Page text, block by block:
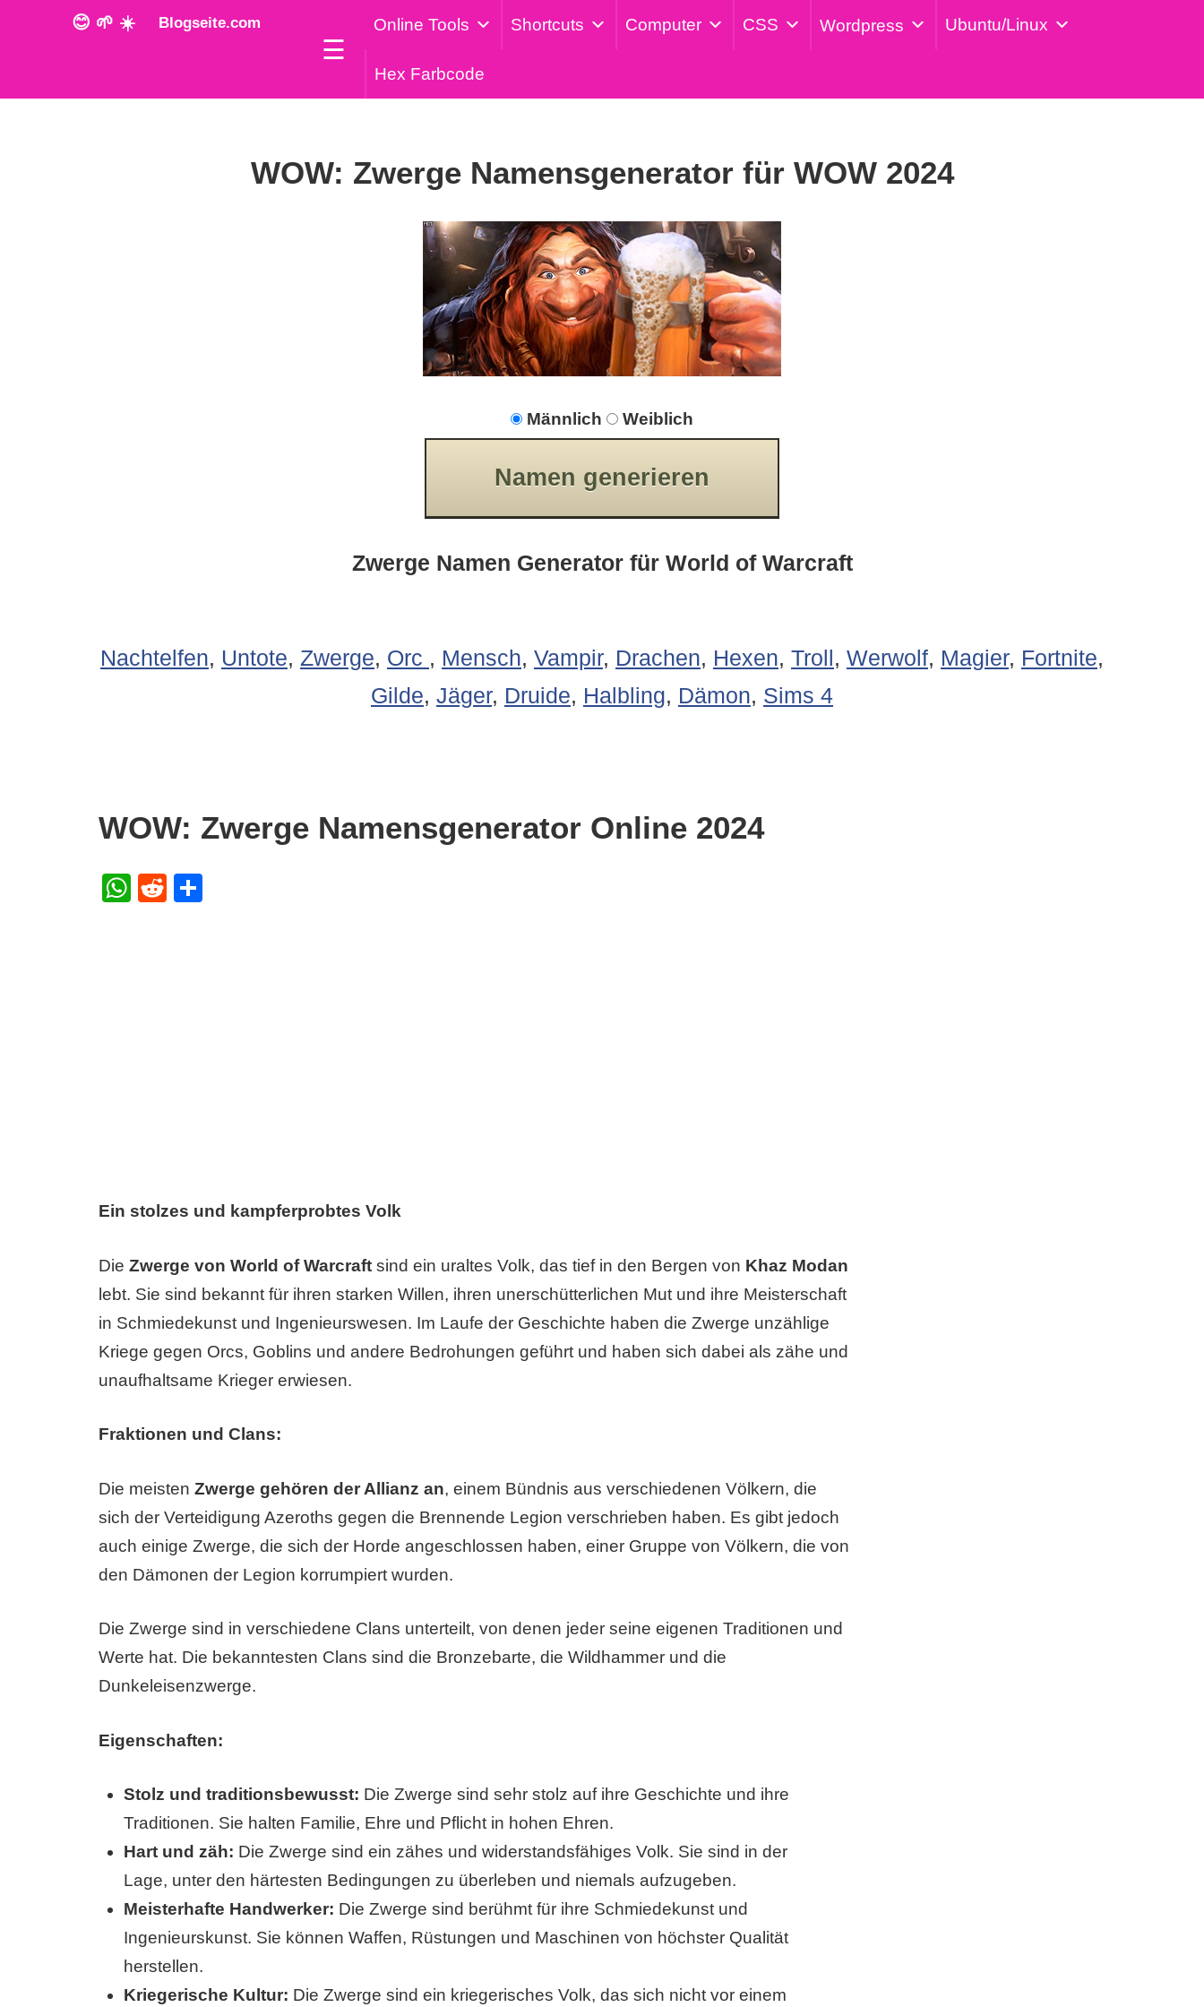
😊 🌱 ☀️ Blogseite.com
☰
Online Tools Shortcuts Computer CSS Wordpress Ubuntu/Linux
Hex Farbcode
WOW: Zwerge Namensgenerator für WOW 2024
Männlich Weiblich
Namen generieren
Zwerge Namen Generator für World of Warcraft
Nachtelfen, Untote, Zwerge, Orc , Mensch, Vampir, Drachen, Hexen, Troll, Werwolf, Magier, Fortnite,
Gilde, Jäger, Druide, Halbling, Dämon, Sims 4
WOW: Zwerge Namensgenerator Online 2024
WhatsApp
Reddit
Ein stolzes und kampferprobtes Volk
Die Zwerge von World of Warcraftsind ein uraltes Volk, das tief in den Bergen von Khaz Modan
lebt. Sie sind bekannt für ihren starken Willen, ihren unerschütterlichen Mut und ihre Meisterschaft
in Schmiedekunst und Ingenieurswesen. Im Laufe der Geschichte haben die Zwerge unzählige
Kriege gegen Orcs, Goblins und andere Bedrohungen geführt und haben sich dabei als zähe und
unaufhaltsame Krieger erwiesen.
Fraktionen und Clans:
Die meisten Zwerge gehören der Allianz an, einem Bündnis aus verschiedenen Völkern, die
sich der Verteidigung Azeroths gegen die Brennende Legion verschrieben haben. Es gibt jedoch
auch einige Zwerge, die sich der Horde angeschlossen haben, einer Gruppe von Völkern, die von
den Dämonen der Legion korrumpiert wurden.
Die Zwerge sind in verschiedene Clans unterteilt, von denen jeder seine eigenen Traditionen und
Werte hat. Die bekanntesten Clans sind die Bronzebarte, die Wildhammer und die
Dunkeleisenzwerge.
Eigenschaften:
Stolz und traditionsbewusst: Die Zwerge sind sehr stolz auf ihre Geschichte und ihre
Traditionen. Sie halten Familie, Ehre und Pflicht in hohen Ehren.
Hart und zäh: Die Zwerge sind ein zähes und widerstandsfähiges Volk. Sie sind in der
Lage, unter den härtesten Bedingungen zu überleben und niemals aufzugeben.
Meisterhafte Handwerker: Die Zwerge sind berühmt für ihre Schmiedekunst und
Ingenieurskunst. Sie können Waffen, Rüstungen und Maschinen von höchster Qualität
herstellen.
Kriegerische Kultur: Die Zwerge sind ein kriegerisches Volk, das sich nicht vor einem